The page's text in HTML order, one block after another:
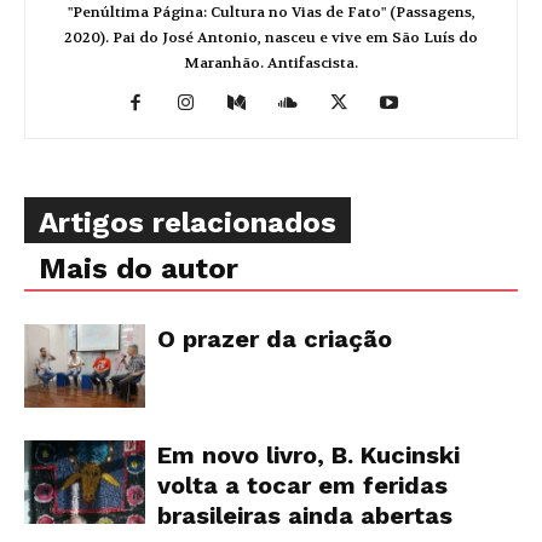
"Penúltima Página: Cultura no Vias de Fato" (Passagens,
2020). Pai do José Antonio, nasceu e vive em São Luís do
Maranhão. Antifascista.
Artigos relacionados
Mais do autor
O prazer da criação
Em novo livro, B. Kucinski
volta a tocar em feridas
brasileiras ainda abertas